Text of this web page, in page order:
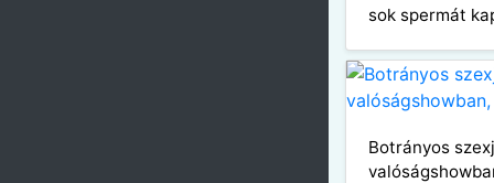
sok spermát
Botrányos